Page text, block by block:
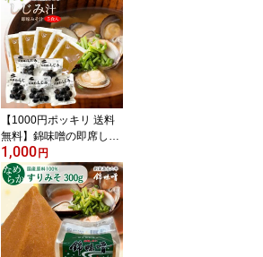
し 錦味噌 お吸いもの 島
根 名産 国産 インスタン
ト 即席味噌汁 即席スー
プ 常温 ギフト おみやげ
プレゼント 小西本店 202
6 お中元 暑中見舞
【1000円ポッキリ 送料
無料】錦味噌の即席しじ
み汁 5食入 島根 松江 老
舗 味噌蔵 錦味噌 調味み
そ 宍道湖産 シジミ オル
ニチン レトルト インス
タント みそ汁 殻付き 蜆
国産 原料 朝食 しじみの
みそ汁 贈り物 ギフト プ
1,000円